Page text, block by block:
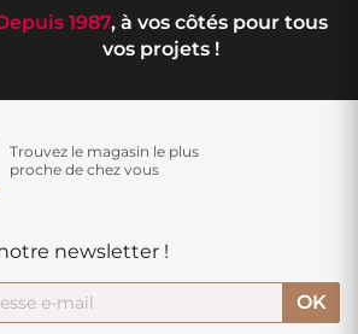
1987, à vos côtés pour tous
vos projets !
Trouvez le magasin le plus
proche de chez vous
newsletter !